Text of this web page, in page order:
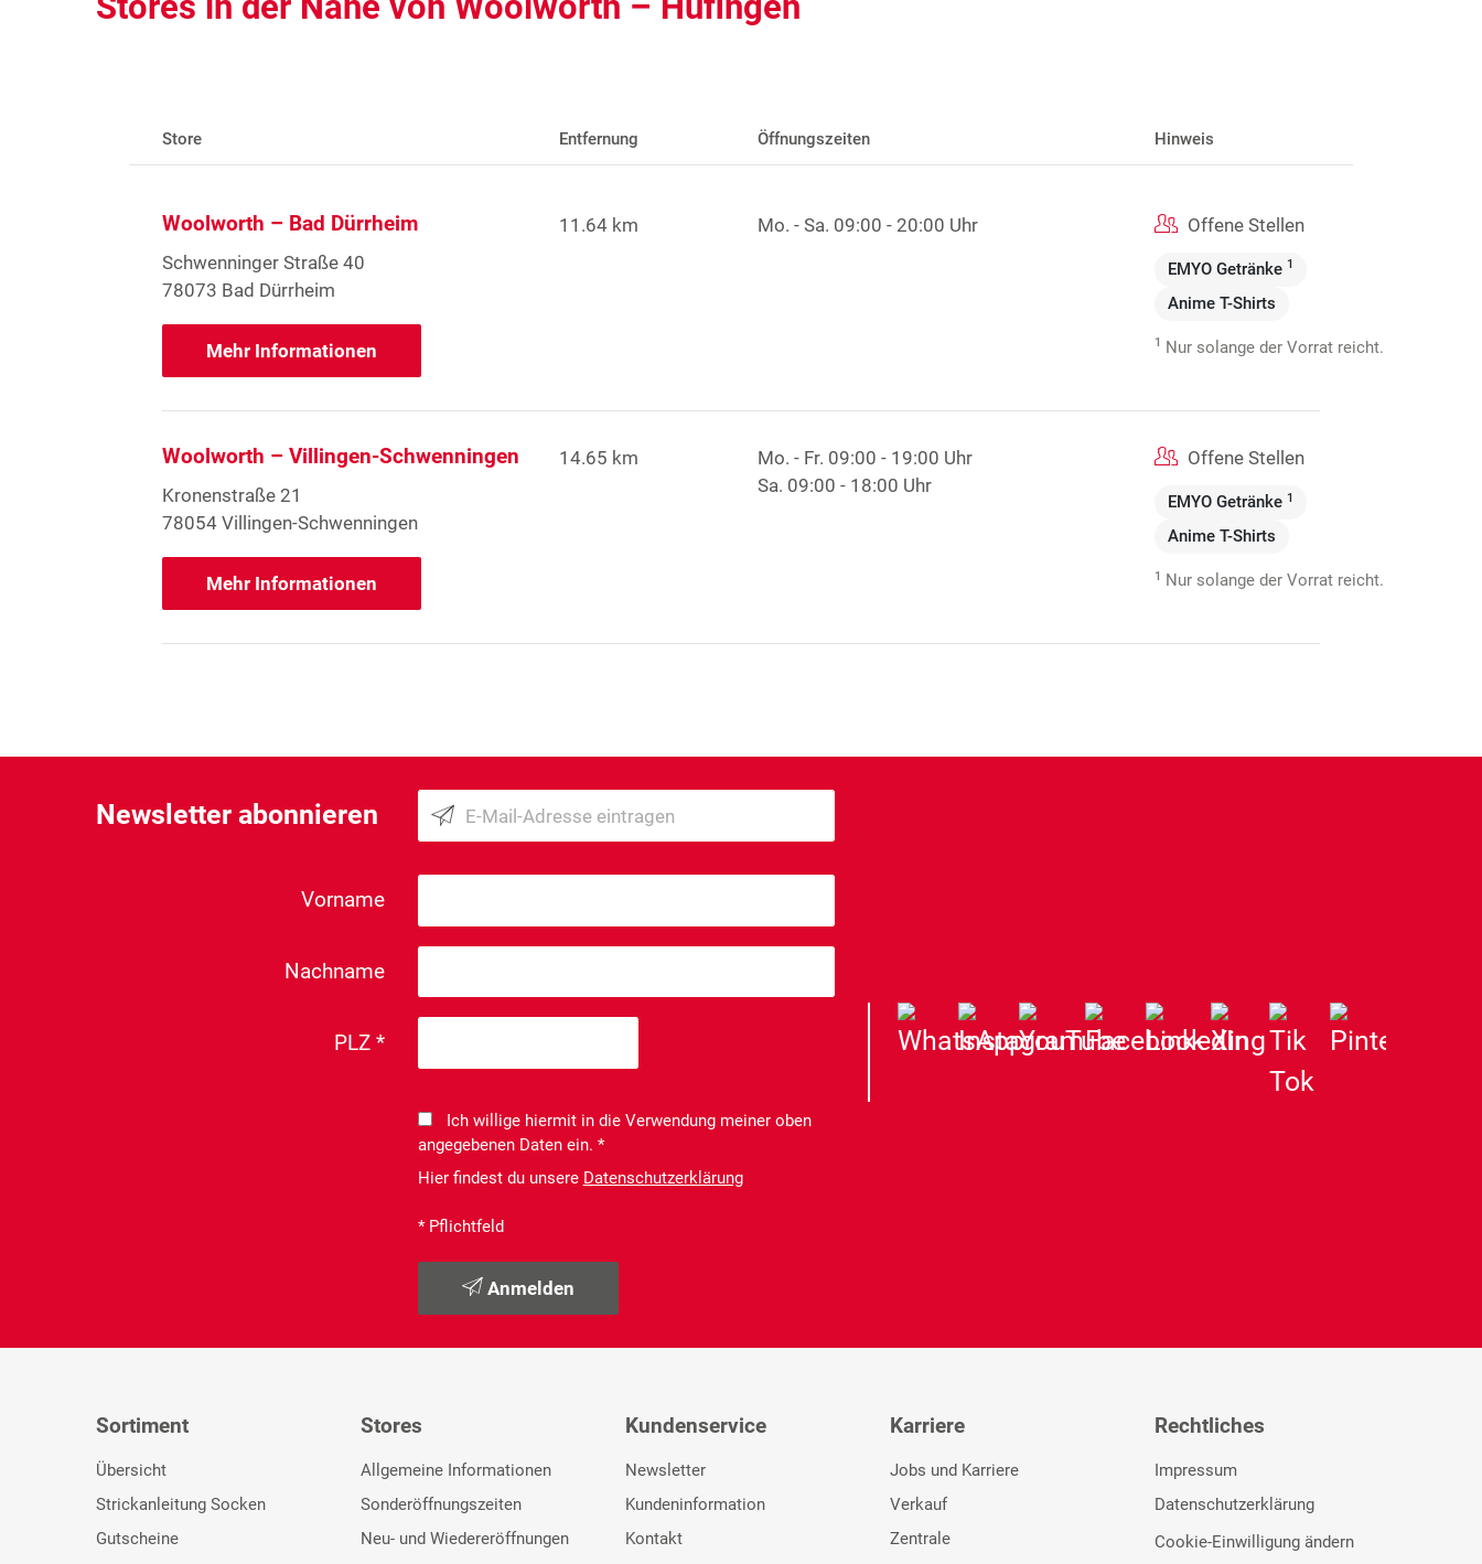
Store Entfernung Öffnungszeiten Hinweis
Woolworth – Bad Dürrheim
Schwenninger Straße 40
78073 Bad Dürrheim
Mehr Informationen
11.64 km Mo. - Sa. 09:00 - 20:00 Uhr Offene Stellen
EMYO Getränke 1
Anime T-Shirts
1 Nur solange der Vorrat reicht.
Woolworth – Villingen-Schwenningen
Kronenstraße 21
78054 Villingen-Schwenningen
Mehr Informationen
14.65 km Mo. - Fr. 09:00 - 19:00 Uhr
Sa. 09:00 - 18:00 Uhr
Offene Stellen
EMYO Getränke 1
Anime T-Shirts
1 Nur solange der Vorrat reicht.
Newsletter abonnieren
Vorname
Nachname
PLZ *
Ich willige hiermit in die Verwendung meiner oben
angegebenen Daten ein. *
Hier findest du unsere Datenschutzerklärung
* Pflichtfeld
Anmelden
Sortiment
Übersicht
Strickanleitung Socken
Gutscheine
Stores
Allgemeine Informationen
Sonderöffnungszeiten
Neu- und Wiedereröffnungen
Kundenservice
Newsletter
Kundeninformation
Kontakt
Karriere
Jobs und Karriere
Verkauf
Zentrale
Rechtliches
Impressum
Datenschutzerklärung
Cookie-Einwilligung ändern